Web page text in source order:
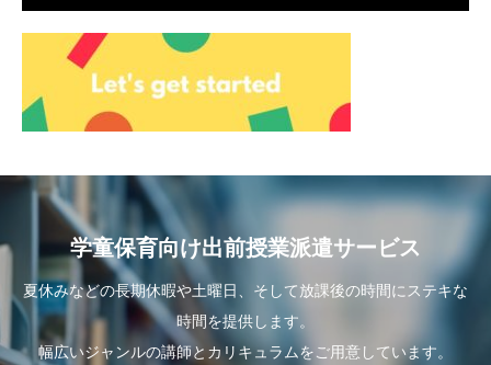
学童保育向け出前授業派遣サービス
夏休みなどの長期休暇や土曜日、そして放課後の時間にステキな
時間を提供します。
幅広いジャンルの講師とカリキュラムをご用意しています。